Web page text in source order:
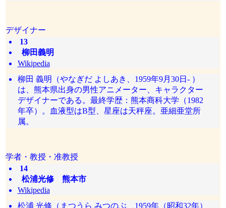
デザイナー
13
柳田義明
Wikipedia
柳田 義明（やなぎだ よしあき、1959年9月30日- ）
は、熊本県出身の男性アニメーター、キャラクター
デザイナーである。最終学歴：熊本商科大学（1982
年卒）。血液型はB型、星座は天秤座。亜細亜堂所
属。
学者・教授・准教授
14
松浦光修 熊本市
Wikipedia
松浦 光修（まつうら みつのぶ、1959年（昭和32年）